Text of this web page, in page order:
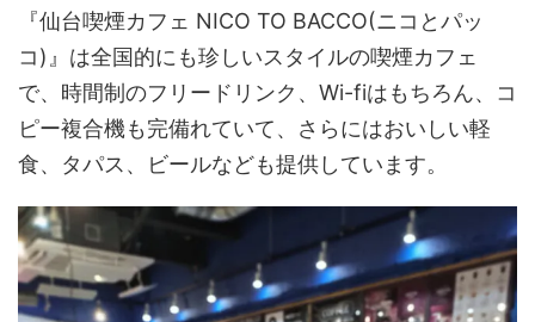
『仙台喫煙カフェ NICO TO BACCO(ニコとパッ
コ)』は全国的にも珍しいスタイルの喫煙カフェ
で、時間制のフリードリンク、Wi-fiはもちろん、コ
ピー複合機も完備れていて、さらにはおいしい軽
食、タパス、ビールなども提供しています。